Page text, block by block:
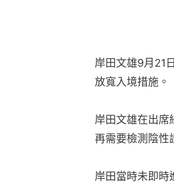
岸田文雄9月21
放寬入境措施。
岸田文雄在出席
再需要檢測陰性
岸田當時未即時